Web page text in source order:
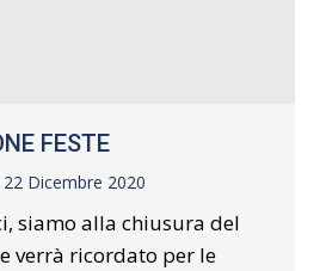
FESTE
22 Dicembre 2020
siamo alla chiusura del
verrà ricordato per le